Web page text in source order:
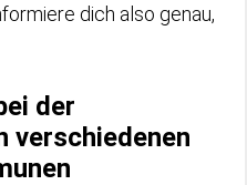
dich also genau,
der
verschiedenen